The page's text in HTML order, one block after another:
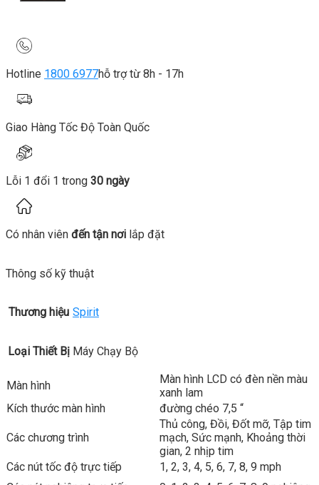
Hotline 1800 6977hỗ trợ từ 8h - 17h
Giao Hàng Tốc Độ Toàn Quốc
Lỗi 1 đổi 1 trong 30 ngày
Có nhân viên đến tận nơi lắp đặt
Thông số kỹ thuật
Thương hiệu Spirit
Loại Thiết Bị Máy Chạy Bộ
Màn hình
Màn hình LCD có đèn nền màu
xanh lam
Kích thước màn hình
đường chéo 7,5 “
Các chương trình
Thủ công, Đồi, Đốt mỡ, Tập tim
mạch, Sức mạnh, Khoảng thời
gian, 2 nhịp tim
Các nút tốc độ trực tiếp
1, 2, 3, 4, 5, 6, 7, 8, 9 mph